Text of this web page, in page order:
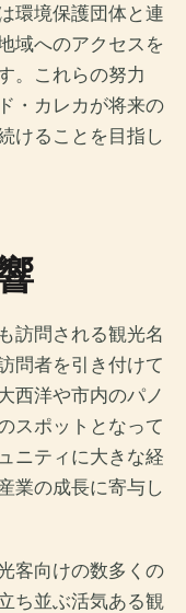
環境保護団体と連
域へのアクセスを
。これらの努力
・カレカが将来の
けることを目指し
訪問される観光名
問者を引き付けて
西洋や市内のパノ
スポットとなって
ニティに大きな経
業の成長に寄与し
客向けの数多くの
ち並ぶ活気ある観